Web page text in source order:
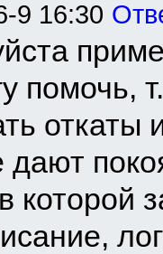
9 16:30
помочь,
откаты
которой